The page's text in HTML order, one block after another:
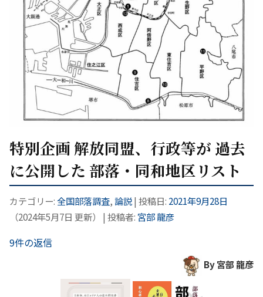
特別企画 解放同盟、行政等が 過去
に公開した 部落・同和地区リスト
カテゴリー:全国部落調査,論説| 投稿日: 2021年9月28日
（2024年5月7日 更新） | 投稿者: 宮部 龍彦
9件の返信
By 宮部 龍彦